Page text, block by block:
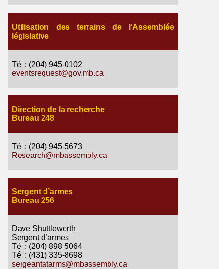
Utilisation des terrains de l'Assemblée
législative
Tél : (204) 945-0102
eventsrequest@gov.mb.ca
Direction de la recherche
Bureau 248
Tél : (204) 945-5673
Research@mbassembly.ca
Sergent d’armes
Bureau 256
Dave Shuttleworth
Sergent d’armes
Tél : (204) 898-5064
Tél : (431) 335-8698
sergeantatarms@mbassembly.ca